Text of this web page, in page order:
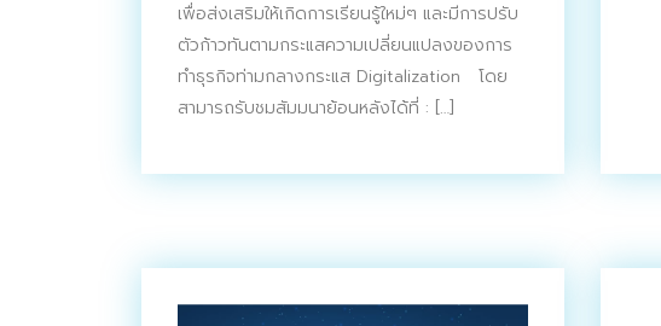
เพื่อส่งเสริมให้เกิดการเรียนรู้ใหม่ๆ และมีการปรับ
ตัวก้าวทันตามกระแสความเปลี่ยนแปลงของการ
ทำธุรกิจท่ามกลางกระแส Digitalization โดย
สามารถรับชมสัมมนาย้อนหลังได้ที่ : […]